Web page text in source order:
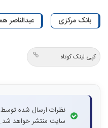
بانک مرکزی عبدالناصر
کپی لینک کوتاه
نظرات ارسال شده
سایت منتشر خواهد شد.